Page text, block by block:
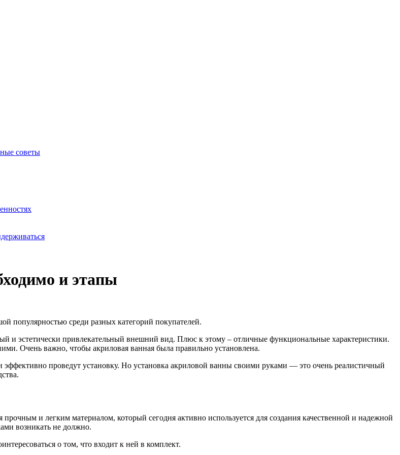
советы
и этапы
популярностью среди разных категорий покупателей.
и эстетически привлекательный внешний вид. Плюс к этому – отличные функциональные характеристики.
Очень важно, чтобы акриловая ванная была правильно установлена.
проведут установку. Но установка акриловой ванны своими руками — это очень реалистичный
и легким материалом, который сегодня активно используется для создания качественной и надежной
возникать не должно.
о том, что входит к ней в комплект.